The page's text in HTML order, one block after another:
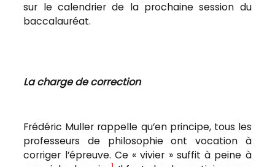
sur le calendrier de la prochaine session du
baccalauréat.
La charge de correction
Frédéric Muller rappelle qu’en principe, tous les
professeurs de philosophie ont vocation à
corriger l’épreuve. Ce « vivier » suffit à peine à